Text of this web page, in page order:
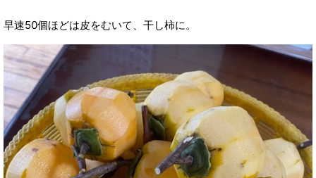
早速50個ほどは皮をむいて、干し柿に。